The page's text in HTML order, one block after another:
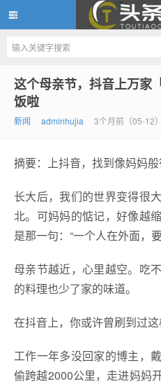
头条中国网
这个母亲节，抖音上万家
饭啦
新闻 adminhujia 3个月前（05-12）
摘要：上抖音，找到像妈妈
长大后，我们的世界变得很
北。可妈妈的惦记，好像
是那一句：“一个人在外面，
母亲节越近，心里越空。吃
的料理也少了家的味道。
在抖音上，你或许曾刷到过
工作一年多没回家的博主，
偷跨越2000公里，走进妈妈